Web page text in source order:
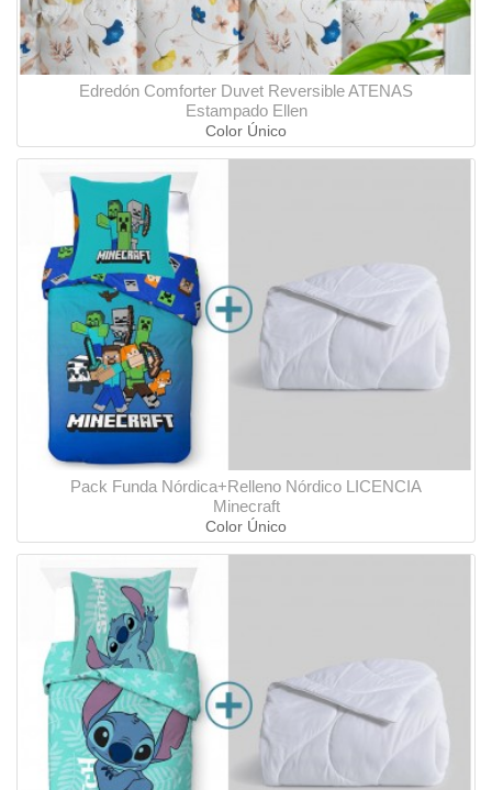
Edredón Comforter Duvet Reversible ATENAS
Estampado Ellen
Color Único
Pack Funda Nórdica+Relleno Nórdico LICENCIA
Minecraft
Color Único